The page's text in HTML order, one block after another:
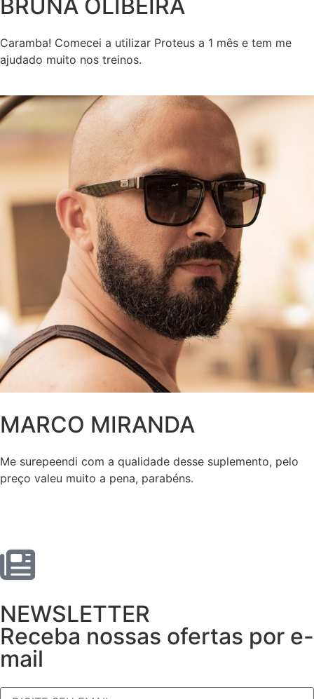
BRUNA OLIBEIRA
Caramba! Comecei a utilizar Proteus a 1 mês e tem me
ajudado muito nos treinos.
MARCO MIRANDA
Me surepeendi com a qualidade desse suplemento, pelo
preço valeu muito a pena, parabéns.
NEWSLETTER
Receba nossas ofertas por e-
mail